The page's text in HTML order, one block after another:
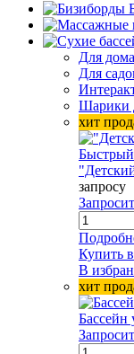
Для дома
Для
Шарики
хит
запросу
Купить
В
хит
Бассейн